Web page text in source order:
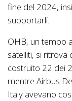
fine del 2024,
supportarli.
OHB, un tempo
satelliti, si
costruito 22 dei
mentre Airbus
Italy avevano